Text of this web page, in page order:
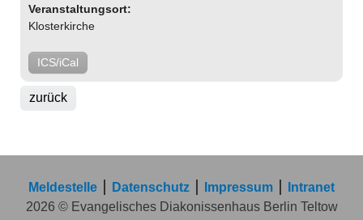
Veranstaltungsort:
Klosterkirche
ICS/iCal
zurück
Meldestelle Datenschutz Impressum
Intranet
2026 © Evangelisches Diakonissenhaus Berlin Teltow